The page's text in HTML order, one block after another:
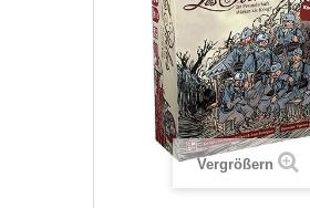
Vergrößern